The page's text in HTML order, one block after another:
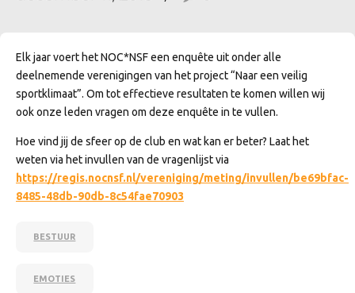
Elk jaar voert het NOC*NSF een enquête uit onder alle
deelnemende verenigingen van het project “Naar een veilig
sportklimaat”. Om tot effectieve resultaten te komen willen wij
ook onze leden vragen om deze enquête in te vullen.
Hoe vind jij de sfeer op de club en wat kan er beter? Laat het
weten via het invullen van de vragenlijst via
https://regis.nocnsf.nl/vereniging/meting/invullen/be69bfac-
8485-48db-90db-8c54fae70903
BESTUUR
EMOTIES